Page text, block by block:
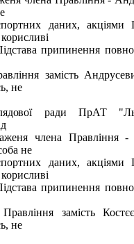
даних,
припинення
замiсть
не
ради ПрАТ
члена Правлiння -
не
даних,
припинення
замiсть
не